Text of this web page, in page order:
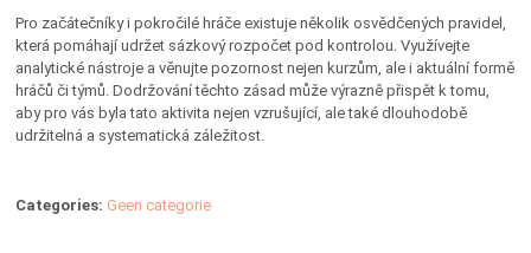
Pro začátečníky i pokročilé hráče existuje několik osvědčených pravidel,
která pomáhají udržet sázkový rozpočet pod kontrolou. Využívejte
analytické nástroje a věnujte pozornost nejen kurzům, ale i aktuální formě
hráčů či týmů. Dodržování těchto zásad může výrazně přispět k tomu,
aby pro vás byla tato aktivita nejen vzrušující, ale také dlouhodobě
udržitelná a systematická záležitost.
Categories: Geen categorie